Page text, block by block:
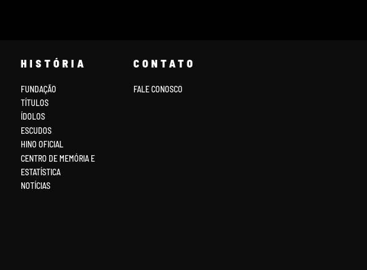
HISTÓRIA
FUNDAÇÃO
TÍTULOS
ÍDOLOS
ESCUDOS
HINO OFICIAL
CENTRO DE MEMÓRIA E
ESTATÍSTICA
NOTÍCIAS
CONTATO
FALE CONOSCO